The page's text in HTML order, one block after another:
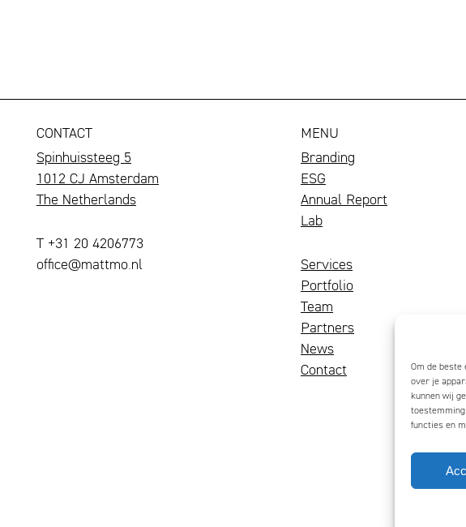
Om de
over je
kunnen wij
functies en
CONTACT
Spinhuissteeg 5
1012 CJ Amsterdam
The Netherlands
T +31 20 4206773
office@mattmo.nl
MENU
Branding
ESG
Annual Report
Lab
Services
Portfolio
Team
Partners
News
Contact